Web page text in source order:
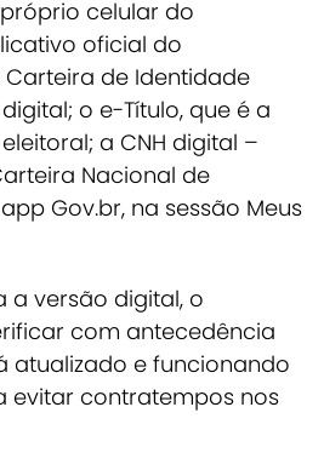
celular do
oficial do
de Identidade
o e-Título, que é a
a CNH digital –
Nacional de
Gov.br, na sessão Meus
a versão digital, o
com antecedência
atualizado e funcionando
evitar contratempos nos